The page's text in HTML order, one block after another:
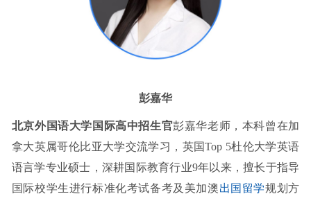
彭嘉华
北京外国语大学国际高中招生官彭嘉华老师，本科曾在加
拿大英属哥伦比亚大学交流学习，英国Top 5杜伦大学英语
语言学专业硕士，深耕国际教育行业9年以来，擅长于指导
国际校学生进行标准化考试备考及美加澳出国留学规划方